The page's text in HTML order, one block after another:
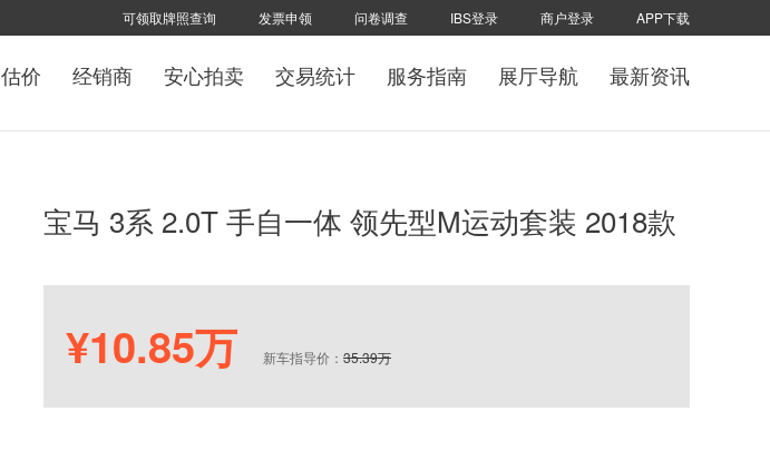
可领取牌照查询 发票申领 问卷调查 IBS登录 商户登录 APP下载
估价 经销商 安心拍卖 交易统计 服务指南 展厅导航 最新资讯
宝马 3系 2.0T 手自一体 领先型M运动套装 2018款
¥10.85万 新车指导价： 35.39万